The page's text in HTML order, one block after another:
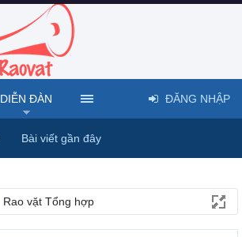
Rao vặt Tổng hợp
DIỄN ĐÀN
Bài viết gần đây
ĐĂNG NHẬP